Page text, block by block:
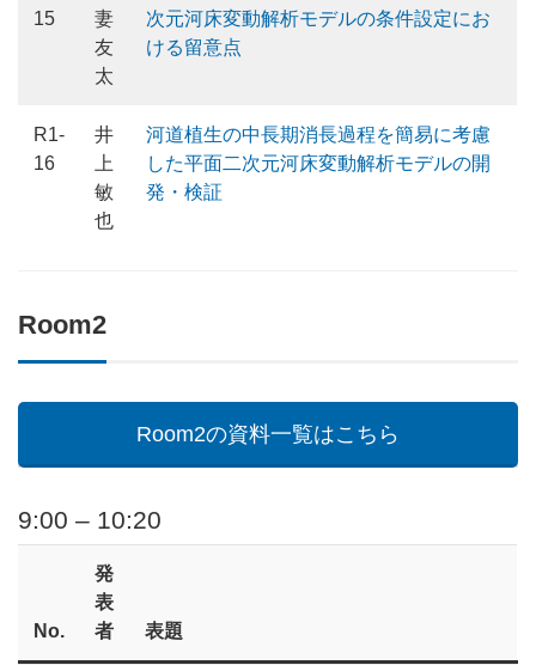
15
妻
友
太
次元河床変動解析モデルの条件設定にお
ける留意点
R1-
16
井
上
敏
也
河道植生の中長期消長過程を簡易に考慮
した平面二次元河床変動解析モデルの開
発・検証
Room2
Room2の資料一覧はこちら
9:00 – 10:20
No.
発
表
者
表題